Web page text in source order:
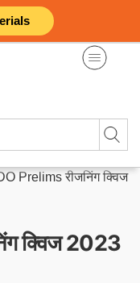
Prelims रीजनिंग क्विज
क्विज 2023